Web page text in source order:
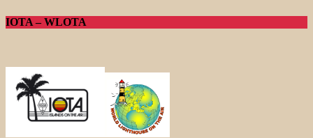
IOTA – WLOTA